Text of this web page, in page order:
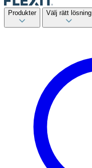
Produkter Välj rätt lösning